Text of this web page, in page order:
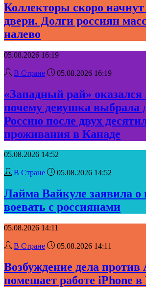
Коллекторы скоро начнут
двери. Долги россиян
налево
05.08.2026 16:19
В Стране 05.08.2026 16:19
«Западный рай»
почему девушка выбрала
Россию после двух
проживания в Канаде
05.08.2026 14:52
В Стране 05.08.2026 14:52
Лайма Вайкуле заявила о
воевать с россиянами
05.08.2026 14:11
В Стране 05.08.2026 14:11
Возбуждение дела против
помешает работе iPhone в